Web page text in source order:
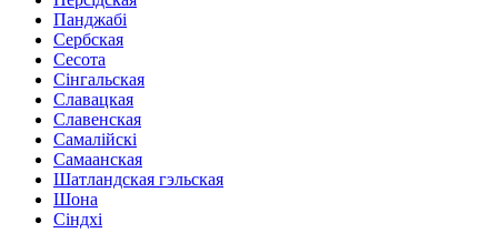
Панджабі
Сербская
Сесота
Сінгальская
Славацкая
Славенская
Самалійскі
Самаанская
Шатландская гэльская
Шона
Сіндхі